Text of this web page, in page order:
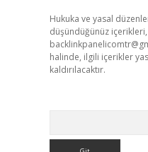
Hukuka ve yasal
düşündüğünüz içerikleri,
halinde, ilgili içerikler
kaldırılacaktır.